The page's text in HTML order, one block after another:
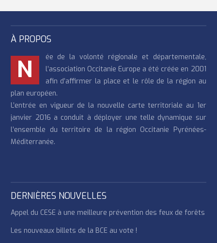
À PROPOS
N
ée de la volonté régionale et départementale,
l’association Occitanie Europe a été créée en 2001
afin d’affirmer la place et le rôle de la région au
plan européen.
L’entrée en vigueur de la nouvelle carte territoriale au 1er
janvier 2016 a conduit à déployer une telle dynamique sur
l’ensemble du territoire de la région Occitanie Pyrénées-
Méditerranée.
DERNIÈRES NOUVELLES
Appel du CESE à une meilleure prévention des feux de forêts
Les nouveaux billets de la BCE au vote !